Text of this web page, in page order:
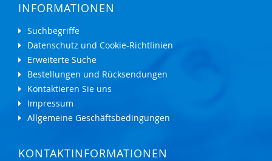
INFORMATIONEN
Suchbegriffe
Datenschutz und Cookie-Richtlinien
Erweiterte Suche
Bestellungen und Rücksendungen
Kontaktieren Sie uns
Impressum
Allgemeine Geschäftsbedingungen
KONTAKTINFORMATIONEN